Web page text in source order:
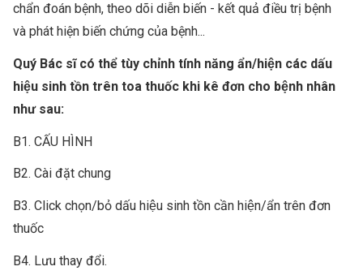
chẩn đoán bệnh, theo dõi diễn biến - kết quả điều trị bệnh
và phát hiện biến chứng của bệnh...
Quý Bác sĩ có thể tùy chỉnh tính năng ẩn/hiện các dấu
hiệu sinh tồn trên toa thuốc khi kê đơn cho bệnh nhân
như sau:
B1. CẤU HÌNH
B2. Cài đặt chung
B3. Click chọn/bỏ dấu hiệu sinh tồn cần hiện/ẩn trên đơn
thuốc
B4. Lưu thay đổi.